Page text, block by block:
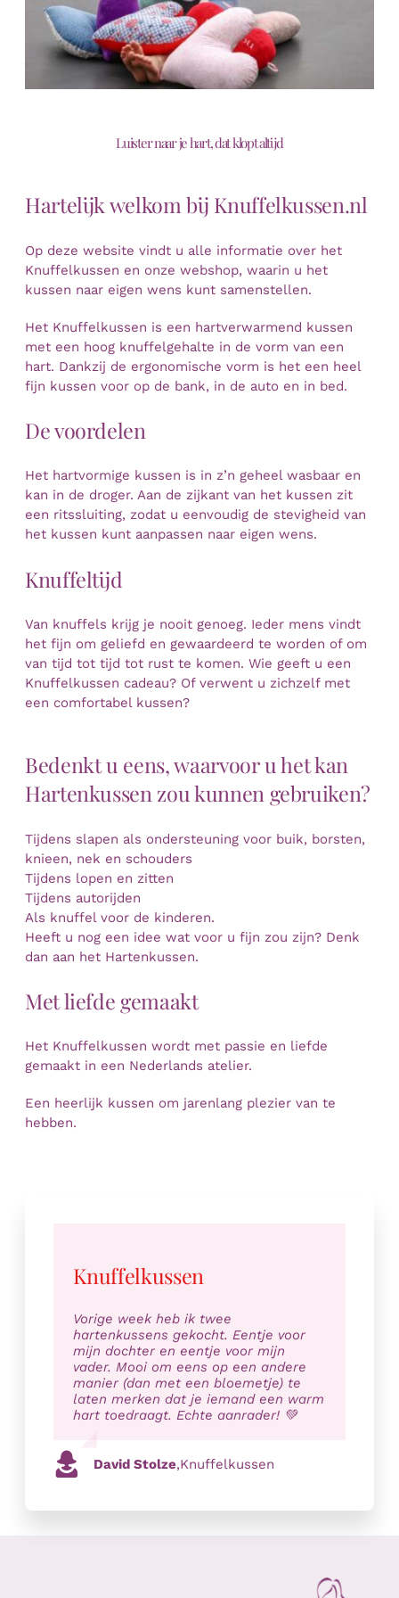
Mijn Account
Luister naar je hart, dat klopt altijd
Hartelijk welkom bij Knuffelkussen.nl
Op deze website vindt u alle informatie over het
Knuffelkussen en onze webshop, waarin u het
kussen naar eigen wens kunt samenstellen.
Het Knuffelkussen is een hartverwarmend kussen
met een hoog knuffelgehalte in de vorm van een
hart. Dankzij de ergonomische vorm is het een heel
fijn kussen voor op de bank, in de auto en in bed.
De voordelen
Het hartvormige kussen is in z’n geheel wasbaar en
kan in de droger. Aan de zijkant van het kussen zit
een ritssluiting, zodat u eenvoudig de stevigheid van
het kussen kunt aanpassen naar eigen wens.
Knuffeltijd
Van knuffels krijg je nooit genoeg. Ieder mens vindt
het fijn om geliefd en gewaardeerd te worden of om
van tijd tot tijd tot rust te komen. Wie geeft u een
Knuffelkussen cadeau? Of verwent u zichzelf met
een comfortabel kussen?
Bedenkt u eens, waarvoor u het kan
Hartenkussen zou kunnen gebruiken?
Tijdens slapen als ondersteuning voor buik, borsten,
knieen, nek en schouders
Tijdens lopen en zitten
Tijdens autorijden
Als knuffel voor de kinderen.
Heeft u nog een idee wat voor u fijn zou zijn? Denk
dan aan het Hartenkussen.
Met liefde gemaakt
Het Knuffelkussen wordt met passie en liefde
gemaakt in een Nederlands atelier.
Een heerlijk kussen om jarenlang plezier van te
hebben.
Knuffelkussen
Vorige week heb ik twee
hartenkussens gekocht. Eentje voor
mijn dochter en eentje voor mijn
vader. Mooi om eens op een andere
manier (dan met een bloemetje) te
laten merken dat je iemand een warm
hart toedraagt. Echte aanrader! 💚
David Stolze,Knuffelkussen